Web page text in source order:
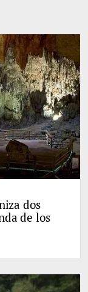
dos
de los